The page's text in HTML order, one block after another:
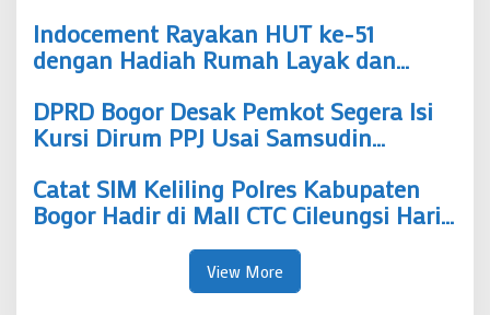
Indocement Rayakan HUT ke-51
dengan Hadiah Rumah Layak dan
Klapanunggal
DPRD Bogor Desak Pemkot Segera Isi
Kursi Dirum PPJ Usai Samsudin
Catat SIM Keliling Polres Kabupaten
Bogor Hadir di Mall CTC Cileungsi Hari
Ini, Siapkan Tiga Dokumen Ini
View More